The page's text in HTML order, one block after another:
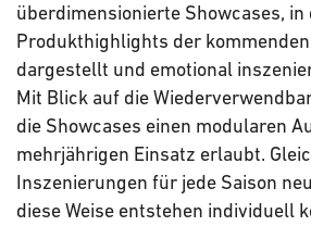
überdimensionierte Showcases, in
Produkthighlights der
dargestellt und emotional
Mit Blick auf die
die Showcases einen modularen
mehrjährigen Einsatz erlaubt.
Inszenierungen für jede Saison
diese Weise entstehen individuell